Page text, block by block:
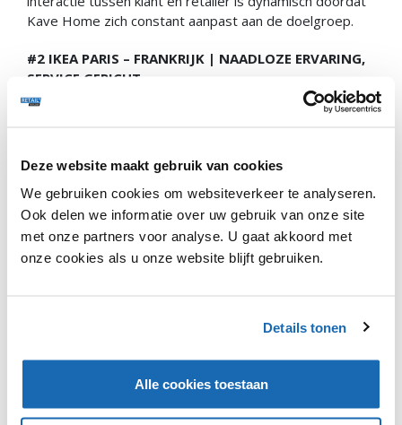
Deze website maakt gebruik van cookies
We gebruiken cookies om websiteverkeer te analyseren.
Ook delen we informatie over uw gebruik van onze site
met onze partners voor analyse. U gaat akkoord met
onze cookies als u onze website blijft gebruiken.
Details tonen
Alle cookies toestaan
Kave Home zich constant aanpast aan de doelgroep.
#2 IKEA PARIS – FRANKRIJK | NAADLOZE ERVARING,
SERVICE GERICHT
IKEA Paris heeft verschillende formats getest met als
laat van de initiatieven de beste indruk achter en breekt
met de traditionele IKEA inrichting. Er is geen begeleide
route, geen afscheiding tussen meubels en accessoires
en er zijn weinig zelfbedieningsproducten. Daarentegen
is er juist meer sprake van assistentie rondom de
bezorging en/of installatie begeleiding. IKEA verandert
staan. IKEA Paris innoveert met hun ‘Paris Madeleine’
door de focus te verplaatsen van productgericht naar